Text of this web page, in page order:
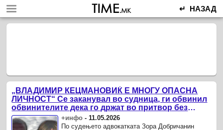
↵ НАЗАД
„ВЛАДИМИР КЕЦМАНОВИЌ Е МНОГУ ОПАСНА
ЛИЧНОСТ“ Се заканувал во судница, ги обвинил
обвинителите дека го држат во притвор без
докази
+инфо - 11.05.2026
По судењето адвокатката Зора Добричанин